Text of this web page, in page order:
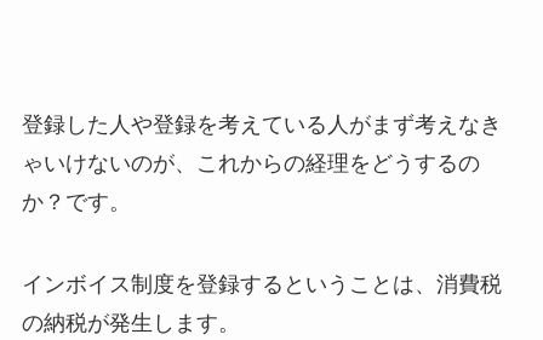
登録した人や登録を考えている人がまず考えなき
ゃいけないのが、これからの経理をどうするの
か？です。
インボイス制度を登録するということは、消費税
の納税が発生します。